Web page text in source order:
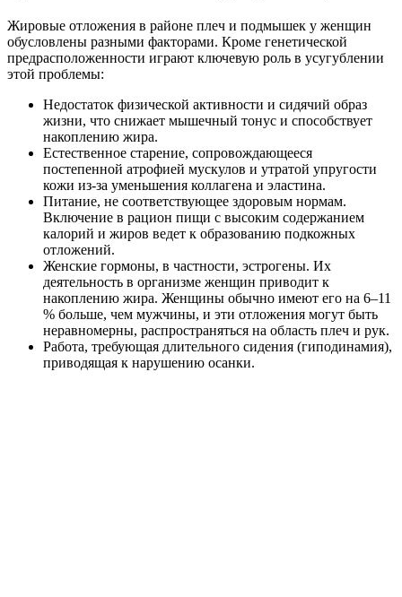
Жировые отложения в районе плеч и подмышек у женщин
обусловлены разными факторами. Кроме генетической
предрасположенности играют ключевую роль в усугублении
этой проблемы:
Недостаток физической активности и сидячий образ
жизни, что снижает мышечный тонус и способствует
накоплению жира.
Естественное старение, сопровождающееся
постепенной атрофией мускулов и утратой упругости
кожи из-за уменьшения коллагена и эластина.
Питание, не соответствующее здоровым нормам.
Включение в рацион пищи с высоким содержанием
калорий и жиров ведет к образованию подкожных
отложений.
Женские гормоны, в частности, эстрогены. Их
деятельность в организме женщин приводит к
накоплению жира. Женщины обычно имеют его на 6–11
% больше, чем мужчины, и эти отложения могут быть
неравномерны, распространяться на область плеч и рук.
Работа, требующая длительного сидения (гиподинамия),
приводящая к нарушению осанки.